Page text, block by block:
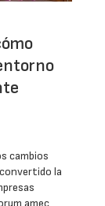
cambios
la
amec